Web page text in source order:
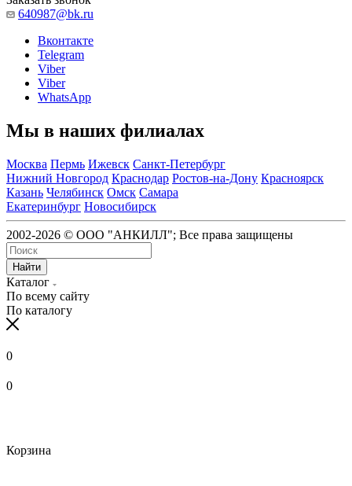
640987@bk.ru
Вконтакте
Telegram
Viber
Viber
WhatsApp
Мы в наших филиалах
Москва Пермь Ижевск Санкт-Петербург
Нижний Новгород Краснодар Ростов-на-Дону Красноярск
Казань Челябинск Омск Самара
Екатеринбург Новосибирск
2002-2026 © ООО "АНКИЛЛ"; Все права защищены
Найти
Каталог
По всему сайту
По каталогу
0
0
Корзина